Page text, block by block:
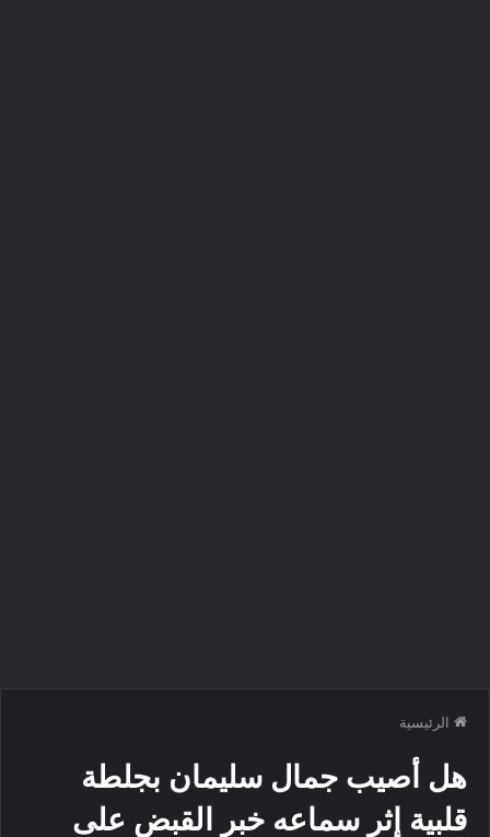
الرئيسية
هل أصيب جمال سليمان بجلطة
قلبية إثر سماعه خبر القبض على